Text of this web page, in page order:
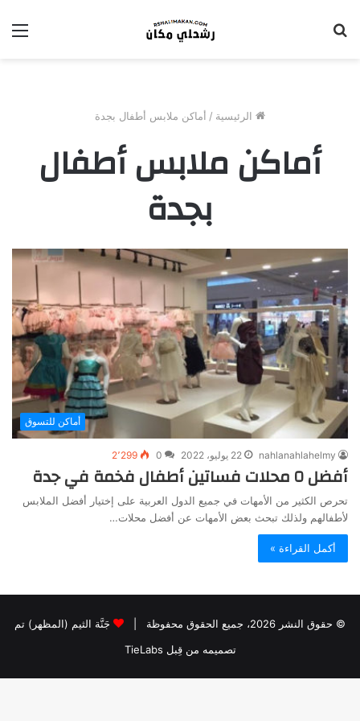
الرئيسية / أماكن ملابس أطفال بجدة
أماكن ملابس أطفال
بجدة
أماكن للتسوق
nahlanahlahelmy 22 يوليو، 2022 0 2٬299
أفضل ٥ محلات فساتين أطفال فخمة في جدة
تحرص الكثير من الأمهات في جميع الدول العربية على إختيار أفضل الملابس
لأطفالهم ولذلك تبحث بعض الأمهات عن أفضل محلات…
أكمل القراءة »
© حقوق النشر 2026، جميع الحقوق محفوظة |
جَنَّة الثيم (المظهر) تم
تصميمه من قِبل TieLabs